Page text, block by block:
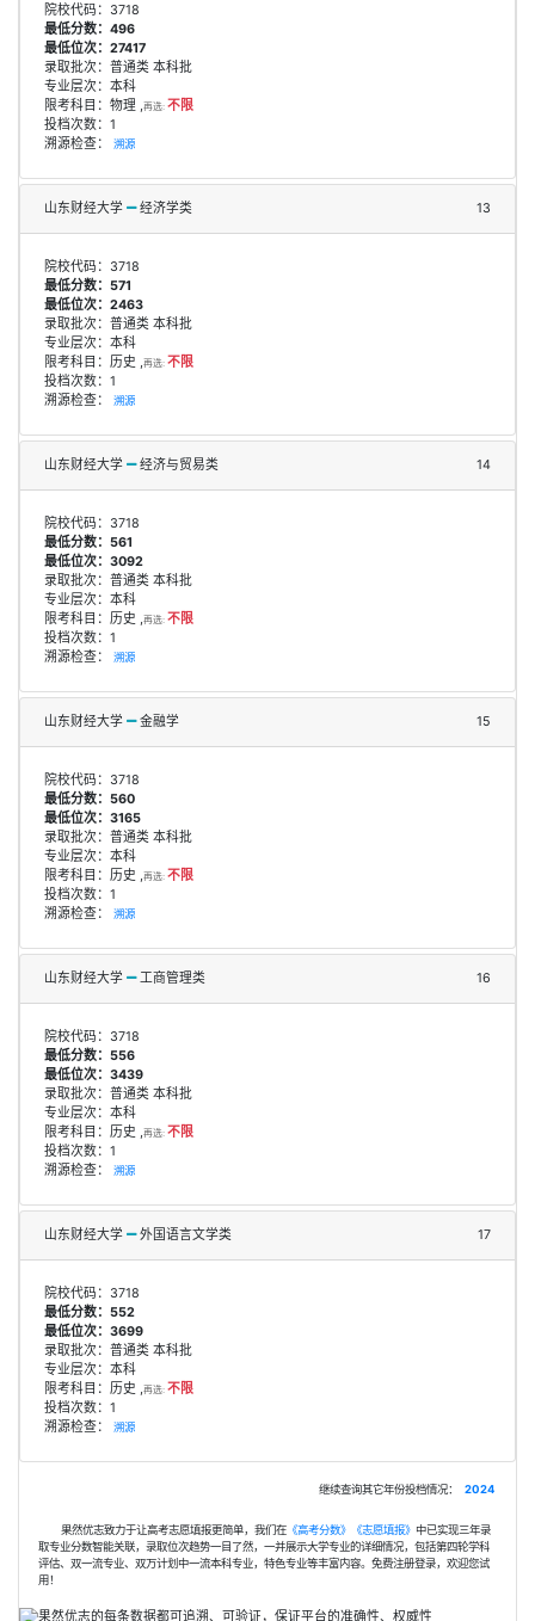
院校代码：3718
最低分数：496
最低位次：27417
录取批次：普通类 本科批
专业层次：本科
限考科目：物理 ,再选: 不限
投档次数：1
溯源检查： 溯源
山东财经大学 经济学类 13
院校代码：3718
最低分数：571
最低位次：2463
录取批次：普通类 本科批
专业层次：本科
限考科目：历史 ,再选: 不限
投档次数：1
溯源检查： 溯源
山东财经大学 经济与贸易类 14
院校代码：3718
最低分数：561
最低位次：3092
录取批次：普通类 本科批
专业层次：本科
限考科目：历史 ,再选: 不限
投档次数：1
溯源检查： 溯源
山东财经大学 金融学 15
院校代码：3718
最低分数：560
最低位次：3165
录取批次：普通类 本科批
专业层次：本科
限考科目：历史 ,再选: 不限
投档次数：1
溯源检查： 溯源
山东财经大学 工商管理类 16
院校代码：3718
最低分数：556
最低位次：3439
录取批次：普通类 本科批
专业层次：本科
限考科目：历史 ,再选: 不限
投档次数：1
溯源检查： 溯源
山东财经大学 外国语言文学类 17
院校代码：3718
最低分数：552
最低位次：3699
录取批次：普通类 本科批
专业层次：本科
限考科目：历史 ,再选: 不限
投档次数：1
溯源检查： 溯源
继续查询其它年份投档情况： 2024
果然优志致力于让高考志愿填报更简单，我们在《高考分数》 《志愿填报》 中已实现三年录
取专业分数智能关联，录取位次趋势一目了然，一并展示大学专业的详细情况，包括第四轮学科
评估、双一流专业、双万计划中一流本科专业，特色专业等丰富内容。免费注册登录，欢迎您试
用！